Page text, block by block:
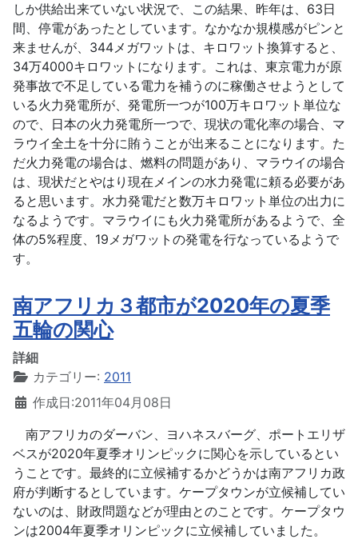
しか供給出来ていない状況で、この結果、昨年は、63日
間、停電があったとしています。なかなか規模感がピンと
来ませんが、344メガワットは、キロワット換算すると、
34万4000キロワットになります。これは、東京電力が原
発事故で不足している電力を補うのに稼働させようとして
いる火力発電所が、発電所一つが100万キロワット単位な
ので、日本の火力発電所一つで、現状の電化率の場合、マ
ラウイ全土を十分に賄うことが出来ることになります。た
だ火力発電の場合は、燃料の問題があり、マラウイの場合
は、現状だとやはり現在メインの水力発電に頼る必要があ
ると思います。水力発電だと数万キロワット単位の出力に
なるようです。マラウイにも火力発電所があるようで、全
体の5%程度、19メガワットの発電を行なっているようで
す。
南アフリカ３都市が2020年の夏季
五輪の関心
詳細
カテゴリー: 2011
作成日:2011年04月08日
南アフリカのダーバン、ヨハネスバーグ、ポートエリザ
ベスが2020年夏季オリンピックに関心を示しているとい
うことです。最終的に立候補するかどうかは南アフリカ政
府が判断するとしています。ケープタウンが立候補してい
ないのは、財政問題などが理由とのことです。ケープタウ
ンは2004年夏季オリンピックに立候補していました。